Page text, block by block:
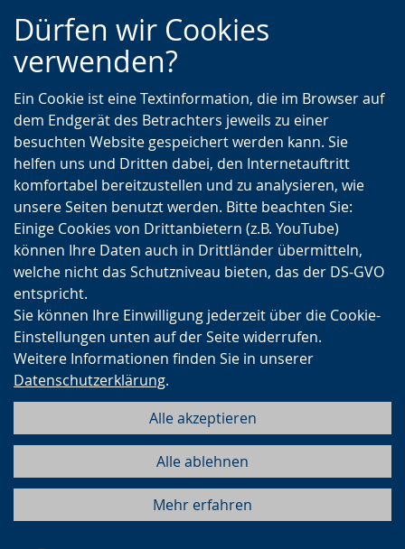
Zur
Hauptnavigation
Zur
Seitennavigation
Zum
Inhalt
Dürfen wir Cookies
verwenden?
Ein Cookie ist eine Textinformation, die im Browser auf
dem Endgerät des Betrachters jeweils zu einer
besuchten Website gespeichert werden kann. Sie
helfen uns und Dritten dabei, den Internetauftritt
komfortabel bereitzustellen und zu analysieren, wie
unsere Seiten benutzt werden. Bitte beachten Sie:
Einige Cookies von Drittanbietern (z.B. YouTube)
können Ihre Daten auch in Drittländer übermitteln,
welche nicht das Schutzniveau bieten, das der DS-GVO
entspricht.
Sie können Ihre Einwilligung jederzeit über die Cookie-
Einstellungen unten auf der Seite widerrufen.
Weitere Informationen finden Sie in unserer
Datenschutzerklärung.
Alle akzeptieren
Alle ablehnen
Mehr erfahren